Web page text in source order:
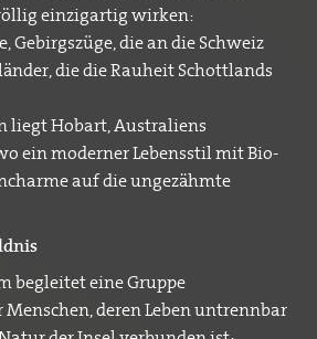
einzigartig wirken:
Gebirgszüge, die an die Schweiz
die die Rauheit Schottlands
liegt Hobart, Australiens
ein moderner Lebensstil mit Bio-
auf die ungezähmte
begleitet eine Gruppe
deren Leben untrennbar